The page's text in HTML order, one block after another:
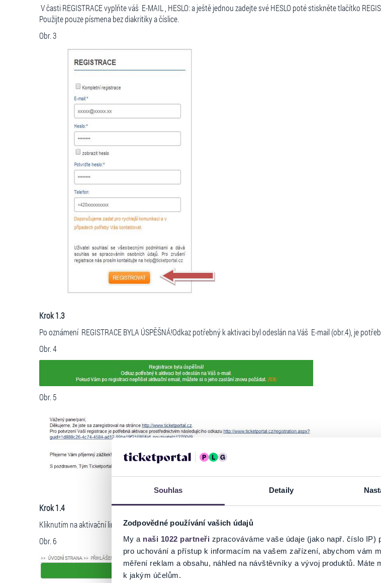
Souhlas Detaily
Zodpovědné používání vašich údajů
My a naši 1022 partneři zpracováváme vaše údaje (jako např. číslo IP)
pro uchování a přístup k informacím na vašem zařízení, abychom vám
měření reklam a obsahu, náhled na návštěvníky a vývoj produktů. Máte
k jakým účelům.
V časti REGISTRACE vyplňte váš E-MAIL , HESLO: a ještě jednou zadejte své HESLO poté stiskněte tlačítko
Použijte pouze písmena bez diakritiky a číslice.
Obr. 3
Krok 1.3
Po oznámení REGISTRACE BYLA ÚSPĚŠNÁ!Odkaz potřebný k aktivaci byl odeslán na Váš E-mail (obr.4), je
Obr. 4
Obr. 5
Krok 1.4
Kliknutím na aktivační link budete následně přesměrován zpět na stránku
Obr. 6